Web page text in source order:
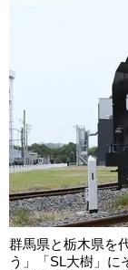
群馬県と栃木県を
う」「SL大樹」に